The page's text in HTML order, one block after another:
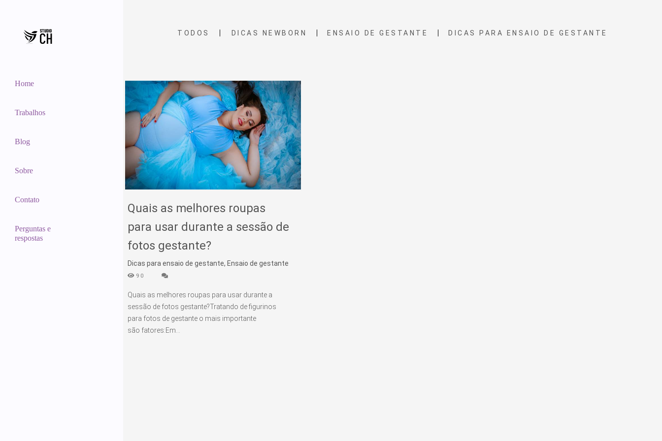
Home
Trabalhos
Blog
Sobre
Contato
Perguntas e
respostas
TODOS DICAS NEWBORN ENSAIO DE GESTANTE DICAS PARA ENSAIO DE GESTANTE
Quais as melhores roupas
para usar durante a sessão de
fotos gestante?
Dicas para ensaio de gestante, Ensaio de gestante
90
Quais as melhores roupas para usar durante a
sessão de fotos gestante?Tratando de figurinos
para fotos de gestante o mais importante
são fatores:Em...